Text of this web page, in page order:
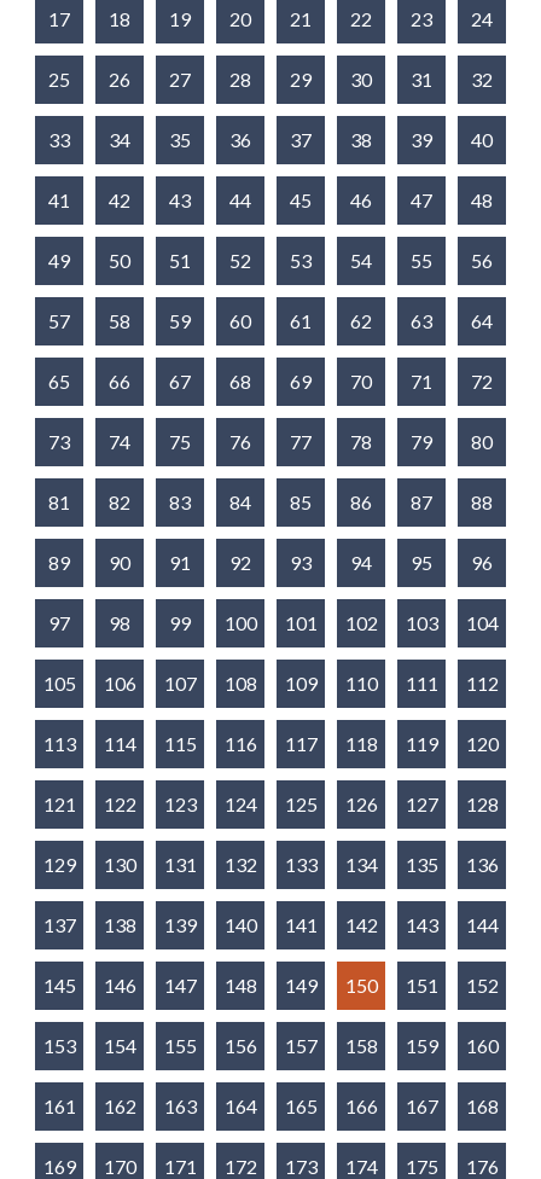
17 18 19 20 21 22 23 24
25 26 27 28 29 30 31 32
33 34 35 36 37 38 39 40
41 42 43 44 45 46 47 48
49 50 51 52 53 54 55 56
57 58 59 60 61 62 63 64
65 66 67 68 69 70 71 72
73 74 75 76 77 78 79 80
81 82 83 84 85 86 87 88
89 90 91 92 93 94 95 96
97 98 99 100 101 102 103 104
105 106 107 108 109 110 111 112
113 114 115 116 117 118 119 120
121 122 123 124 125 126 127 128
129 130 131 132 133 134 135 136
137 138 139 140 141 142 143 144
145 146 147 148 149 150 151 152
153 154 155 156 157 158 159 160
161 162 163 164 165 166 167 168
169 170 171 172 173 174 175 176